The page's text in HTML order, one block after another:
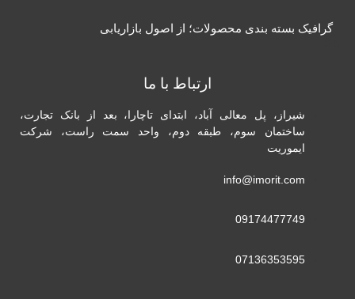
گرافیک بسته بندی محصولات؛ از اصول بازاریابی
ارتباط با ما
شیراز، پل معالی آباد، ابتدای تاچارا، بعد از بانک تجارت،
ساختمان سوم، طبقه دوم، واحد سمت راست، شرکت
ایموریت
info@imorit.com
09174477749
07136353595